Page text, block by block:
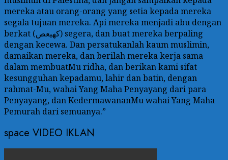
mereka atau orang-orang yang setia kepada mereka
segala tujuan mereka. Api mereka menjadi abu dengan
berkat (كهيعص) segera, dan buat mereka berpaling
dengan kecewa. Dan persatukanlah kaum muslimin,
damaikan mereka, dan berilah mereka kerja sama
dalam membuatMu ridha, dan berikan kami sifat
kesungguhan kepadamu, lahir dan batin, dengan
rahmat-Mu, wahai Yang Maha Penyayang dari para
Penyayang, dan KedermawananMu wahai Yang Maha
Pemurah dari semuanya.”
space VIDEO IKLAN